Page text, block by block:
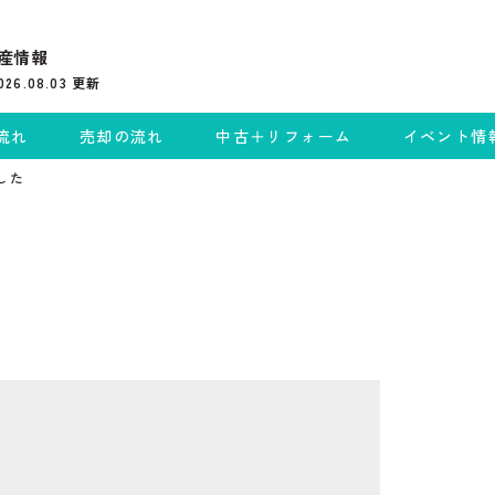
情報
更新
れ 売却の流れ 中古＋リフォーム イベント情
た